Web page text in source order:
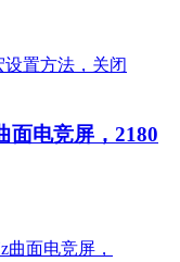
面电竞屏，2180